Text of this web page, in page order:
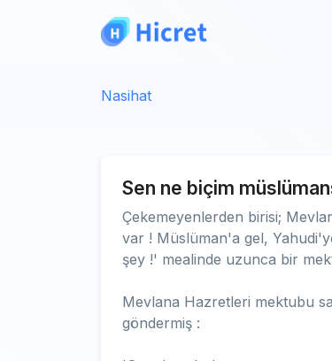
Nasihat
Sen ne biçim
Çekemeyenlerden birisi;
var ! Müslüman'a gel,
şey !' mealinde uzunca bir
Mevlana Hazretleri mektubu
göndermiş :